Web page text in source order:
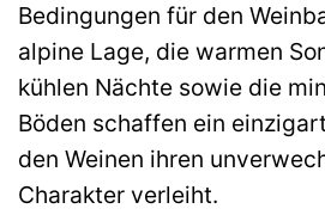
Bedingungen für den
alpine Lage, die warmen
kühlen Nächte sowie die
Böden schaffen ein
den Weinen ihren
Charakter verleiht.